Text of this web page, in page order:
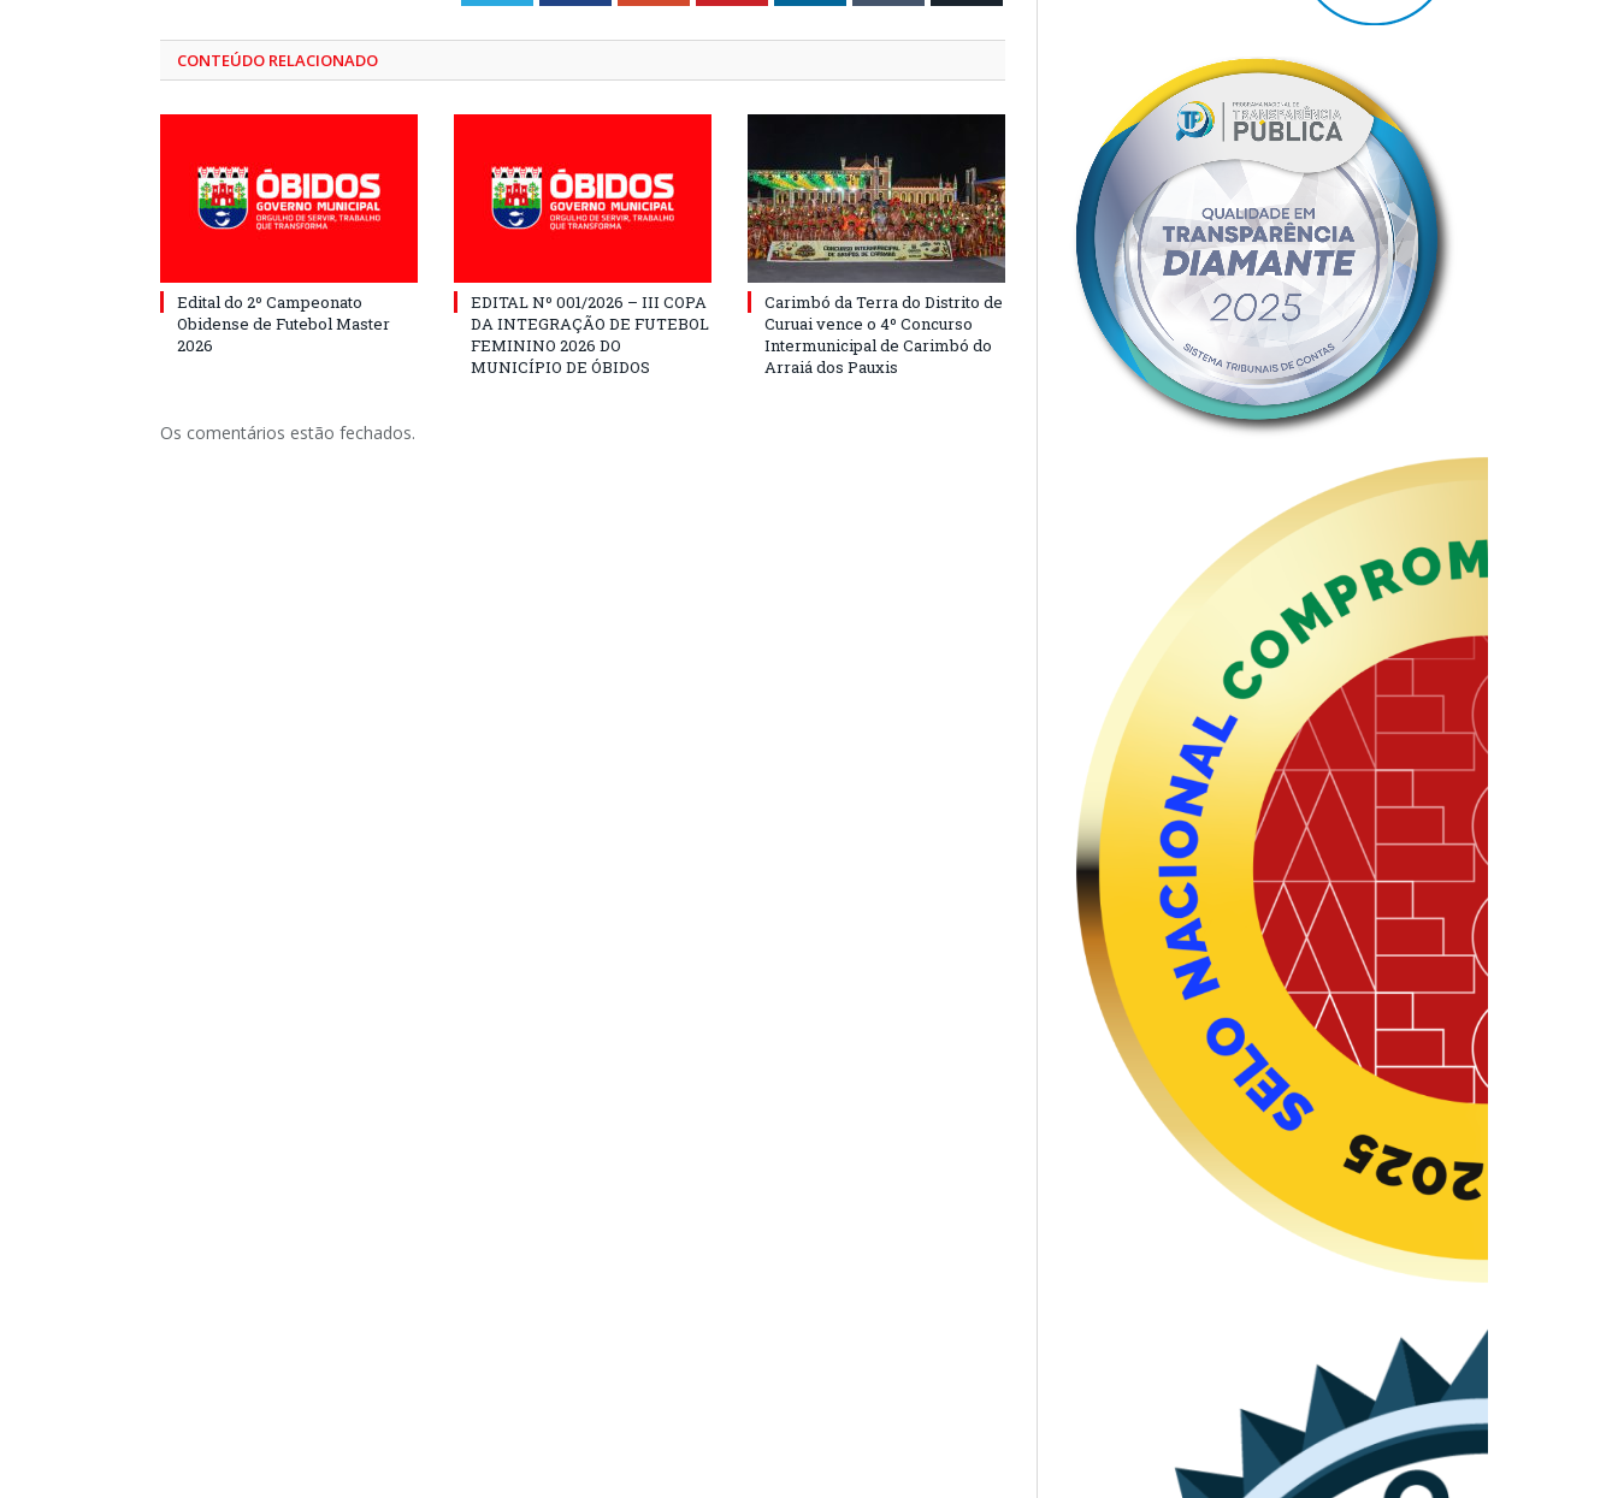
CONTEÚDO RELACIONADO
Edital do 2º Campeonato
Obidense de Futebol Master
2026
EDITAL Nº 001/2026 – III COPA
DA INTEGRAÇÃO DE FUTEBOL
FEMININO 2026 DO
MUNICÍPIO DE ÓBIDOS
Carimbó da Terra do Distrito de
Curuai vence o 4º Concurso
Intermunicipal de Carimbó do
Arraiá dos Pauxis
Os comentários estão fechados.